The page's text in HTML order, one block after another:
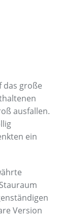
das große
ausfallen.
ein
Version